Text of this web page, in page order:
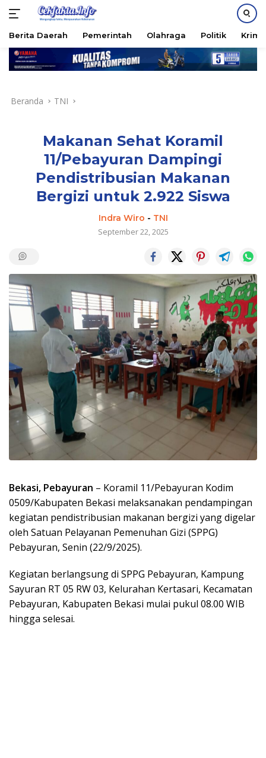
Langsung
Berita Daerah Pemerintah Olahraga Politik
Beranda TNI
Makanan Sehat Koramil
11/Pebayuran Dampingi
Pendistribusian Makanan
Bergizi untuk 2.922 Siswa
Indra Wiro - TNI
September 22, 2025
Bekasi, Pebayuran – Koramil 11/Pebayuran Kodim
0509/Kabupaten Bekasi melaksanakan pendampingan
kegiatan pendistribusian makanan bergizi yang digelar
oleh Satuan Pelayanan Pemenuhan Gizi (SPPG)
Pebayuran, Senin (22/9/2025).
Kegiatan berlangsung di SPPG Pebayuran, Kampung
Sayuran RT 05 RW 03, Kelurahan Kertasari, Kecamatan
Pebayuran, Kabupaten Bekasi mulai pukul 08.00 WIB
hingga selesai.